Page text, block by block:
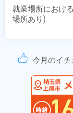
就業場所におけ
場所あり)
今月のイチ